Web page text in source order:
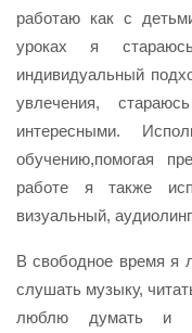
работаю как с
уроках я
индивидуальный
увлечения,
интересными.
обучению,помогая
работе я также
визуальный,
В свободное время я
слушать музыку,
люблю думать и